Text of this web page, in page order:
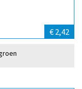
€ 2,42